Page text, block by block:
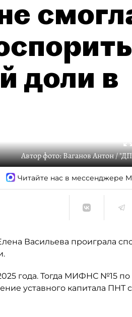
доли в
Автор фото:Ваганов Антон /
Читайте нас в мессенджере
Васильева проиграла
года. Тогда МИФНС №15 по
уставного капитала ПНТ с